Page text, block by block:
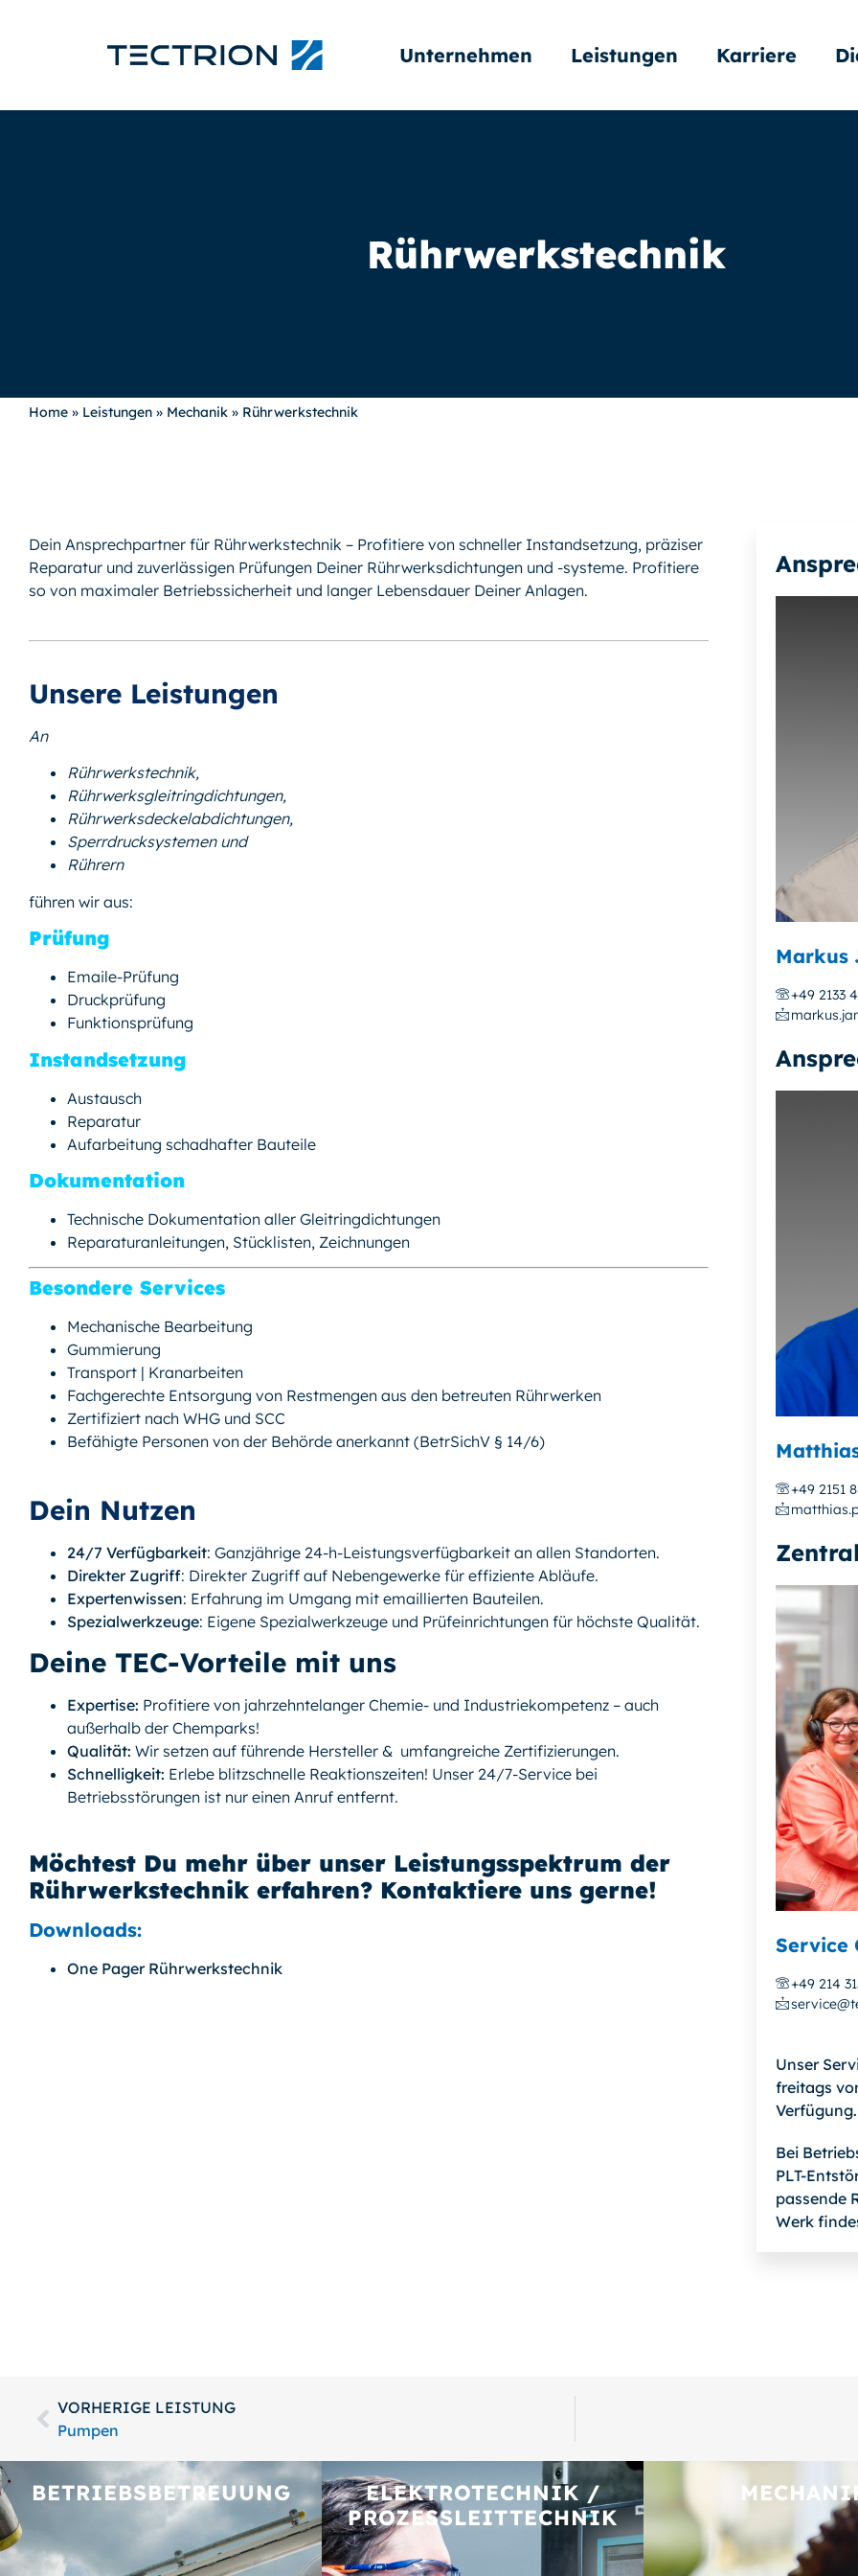
Unternehmen Leistungen Karriere
Rührwerkstechnik
Home » Leistungen » Mechanik » Rührwerkstechnik
Dein Ansprechpartner für Rührwerkstechnik – Profitiere von schneller Instandsetzung, präziser
Reparatur und zuverlässigen Prüfungen Deiner Rührwerksdichtungen und -systeme. Profitiere
so von maximaler Betriebssicherheit und langer Lebensdauer Deiner Anlagen.
Unsere Leistungen
An
Rührwerkstechnik,
Rührwerksgleitringdichtungen,
Rührwerksdeckelabdichtungen,
Sperrdrucksystemen und
Rührern
führen wir aus:
Prüfung
Emaile-Prüfung
Druckprüfung
Funktionsprüfung
Instandsetzung
Austausch
Reparatur
Aufarbeitung schadhafter Bauteile
Dokumentation
Technische Dokumentation aller Gleitringdichtungen
Reparaturanleitungen, Stücklisten, Zeichnungen
Besondere Services
Mechanische Bearbeitung
Gummierung
Transport | Kranarbeiten
Fachgerechte Entsorgung von Restmengen aus den betreuten Rührwerken
Zertifiziert nach WHG und SCC
Befähigte Personen von der Behörde anerkannt (BetrSichV § 14/6)
Dein Nutzen
24/7 Verfügbarkeit: Ganzjährige 24-h-Leistungsverfügbarkeit an allen Standorten.
Direkter Zugriff: Direkter Zugriff auf Nebengewerke für effiziente Abläufe.
Expertenwissen: Erfahrung im Umgang mit emaillierten Bauteilen.
Spezialwerkzeuge: Eigene Spezialwerkzeuge und Prüfeinrichtungen für höchste Qualität.
Deine TEC-Vorteile mit uns
Expertise: Profitiere von jahrzehntelanger Chemie- und Industriekompetenz – auch
außerhalb der Chemparks!
Qualität: Wir setzen auf führende Hersteller & umfangreiche Zertifizierungen.
Schnelligkeit: Erlebe blitzschnelle Reaktionszeiten! Unser 24/7-Service bei
Betriebsstörungen ist nur einen Anruf entfernt.
Möchtest Du mehr über unser Leistungsspektrum der
Rührwerkstechnik erfahren? Kontaktiere uns gerne!
Downloads:
One Pager Rührwerkstechnik
Markus
+49 2133
+49 2151
Service
+49 214
Unser
freitags
Verfügung.
Bei
PLT-
passende
Werk
VORHERIGE LEISTUNG
Pumpen
BETRIEBS­BETREUUNG
ELEKTROTECHNIK /
PROZESSLEITTECHNIK